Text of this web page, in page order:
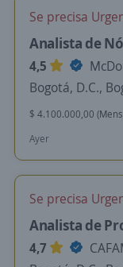
Se precisa
Analista de
4,5
Bogotá, D.C.,
$ 4.100.000,00
Ayer
Se precisa
Analista de
4,7